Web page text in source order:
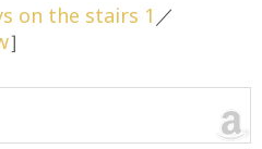
on the stairs 1 ／
］